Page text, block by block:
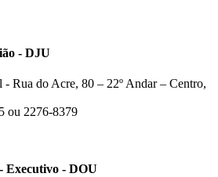
- DJU
Rua do Acre, 80 – 22º Andar – Centro,
ou 2276-8379
Executivo - DOU